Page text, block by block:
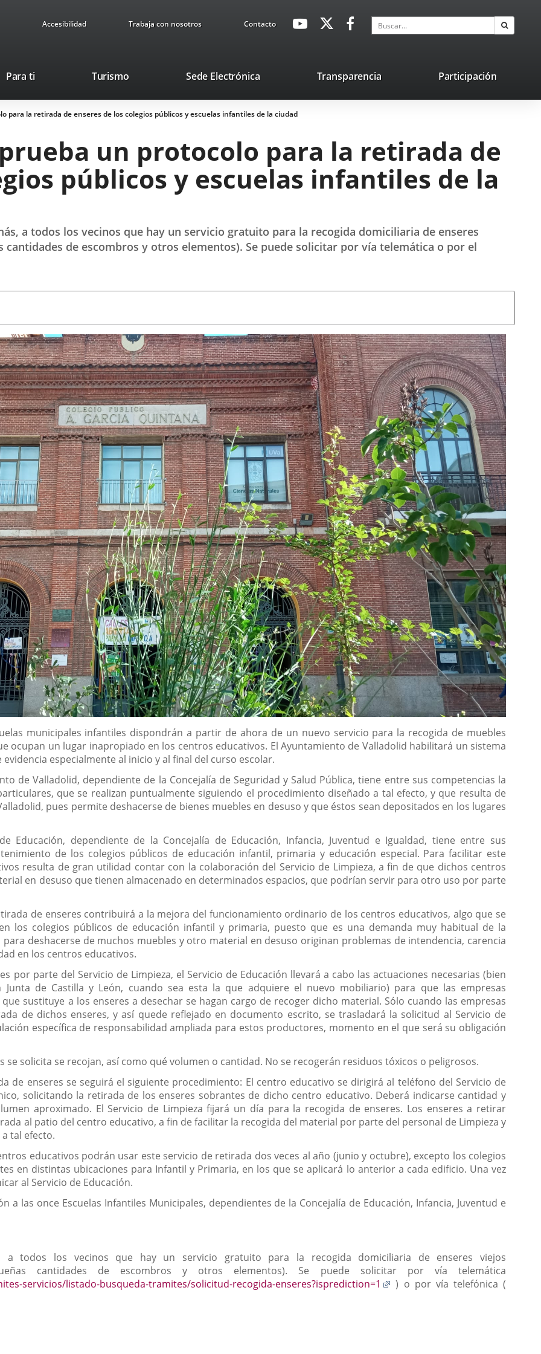
Accesibilidad Trabaja con nosotros ContactoavaHeaderSocial
Enlace
externa.
Enlace
aplicación
externa.
Enlace
aplicación
externa.
Buscar
Para ti TurismoEste
se
abrirá
ventana
nueva.
Sede ElectrónicaEnlace
una
aplicación
Transparencia Participación
para la retirada de enseres de los colegios públicos y escuelas infantiles de la ciudad
un protocolo para la retirada de
públicos y escuelas infantiles de la
a todos los vecinos que hay un servicio gratuito para la recogida domiciliaria de enseres
de escombros y otros elementos). Se puede solicitar por vía telemática o por el
municipales infantiles dispondrán a partir de ahora de un nuevo servicio para la recogida de muebles
ocupan un lugar inapropiado en los centros educativos. El Ayuntamiento de Valladolid habilitará un sistema
especialmente al inicio y al final del curso escolar.
de Valladolid, dependiente de la Concejalía de Seguridad y Salud Pública, tiene entre sus competencias la
que se realizan puntualmente siguiendo el procedimiento diseñado a tal efecto, y que resulta de
pues permite deshacerse de bienes muebles en desuso y que éstos sean depositados en los lugares
Educación, dependiente de la Concejalía de Educación, Infancia, Juventud e Igualdad, tiene entre sus
de los colegios públicos de educación infantil, primaria y educación especial. Para facilitar este
resulta de gran utilidad contar con la colaboración del Servicio de Limpieza, a fin de que dichos centros
en desuso que tienen almacenado en determinados espacios, que podrían servir para otro uso por parte
de enseres contribuirá a la mejora del funcionamiento ordinario de los centros educativos, algo que se
los colegios públicos de educación infantil y primaria, puesto que es una demanda muy habitual de la
deshacerse de muchos muebles y otro material en desuso originan problemas de intendencia, carencia
en los centros educativos.
por parte del Servicio de Limpieza, el Servicio de Educación llevará a cabo las actuaciones necesarias (bien
de Castilla y León, cuando sea esta la que adquiere el nuevo mobiliario) para que las empresas
sustituye a los enseres a desechar se hagan cargo de recoger dicho material. Sólo cuando las empresas
de dichos enseres, y así quede reflejado en documento escrito, se trasladará la solicitud al Servicio de
específica de responsabilidad ampliada para estos productores, momento en el que será su obligación
se solicita se recojan, así como qué volumen o cantidad. No se recogerán residuos tóxicos o peligrosos.
de enseres se seguirá el siguiente procedimiento: El centro educativo se dirigirá al teléfono del Servicio de
solicitando la retirada de los enseres sobrantes de dicho centro educativo. Deberá indicarse cantidad y
aproximado. El Servicio de Limpieza fijará un día para la recogida de enseres. Los enseres a retirar
al patio del centro educativo, a fin de facilitar la recogida del material por parte del personal de Limpieza y
tal efecto.
educativos podrán usar este servicio de retirada dos veces al año (junio y octubre), excepto los colegios
en distintas ubicaciones para Infantil y Primaria, en los que se aplicará lo anterior a cada edificio. Una vez
al Servicio de Educación.
a las once Escuelas Infantiles Municipales, dependientes de la Concejalía de Educación, Infancia, Juventud e
a todos los vecinos que hay un servicio gratuito para la recogida domiciliaria de enseres viejos
cantidades de escombros y otros elementos). Se puede solicitar por vía telemática
servicios/listado-busqueda-tramites/solicitud-recogida-enseres?isprediction=1
Enlace
) o por vía telefónica (